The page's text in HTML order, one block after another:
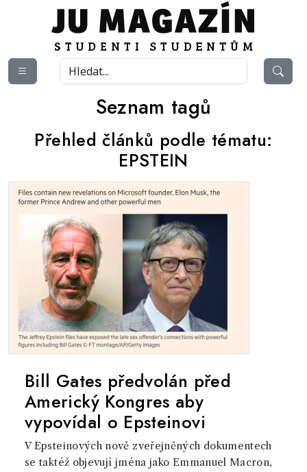
Seznam tagů
Přehled článků podle tématu:
EPSTEIN
Bill Gates předvolán před
Americký Kongres aby
vypovídal o Epsteinovi
V Epsteinových nově zveřejněných dokumentech
se taktéž objevují jména jako Emmanuel Macron,